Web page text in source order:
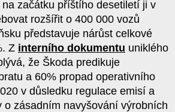
začátku příštího desetiletí ji v
rozšířit o 400 000 vozů
představuje nárůst celkové
Z interního dokumentu uniklého
že Škoda predikuje
a 60% propad operativního
v důsledku regulace emisí a
o zásadním navyšování výrobních